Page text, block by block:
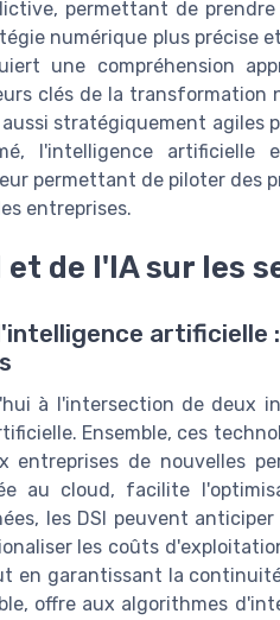
permettant de
numérique plus précise
une compréhension
clés de la transformation
stratégiquement agiles
l'intelligence
permettant de piloter des
entreprises.
et de l'IA sur les
artificielle
à l'intersection de deux
Ensemble, ces
de nouvelles
au cloud, facilite
les DSI peuvent
les coûts
en garantissant la
offre aux algorithmes